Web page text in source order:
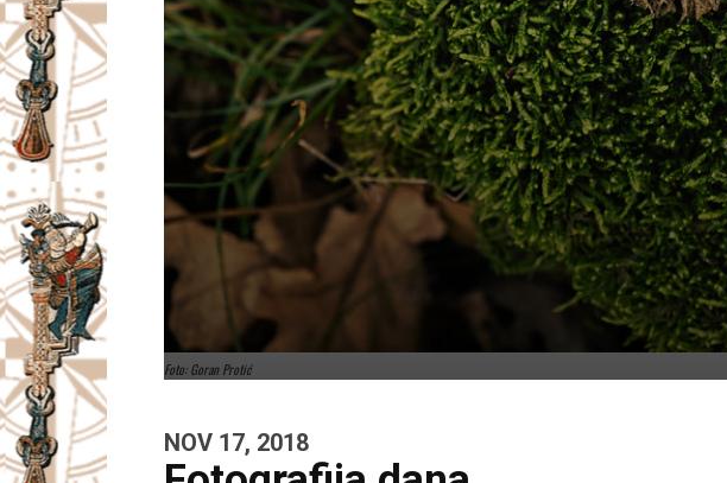
Foto: Goran Protić
NOV 17, 2018